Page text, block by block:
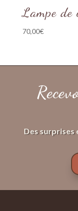
Lampe de
70,00€
Des surprises